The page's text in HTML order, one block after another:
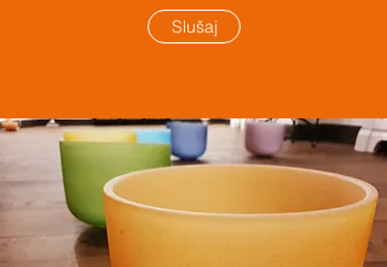
Slušaj